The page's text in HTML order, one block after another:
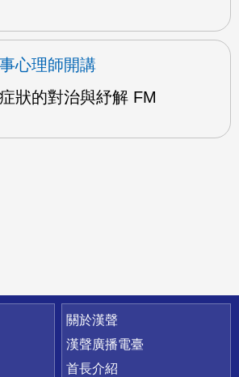
心理師開講
狀的對治與紓解 FM
關於漢聲
漢聲廣播電臺
首長介紹